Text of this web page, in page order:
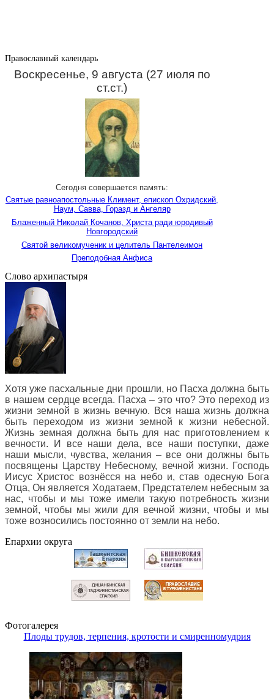
Православный календарь
Воскресенье, 9 августа (27 июля по
ст.ст.)
Сегодня совершается память:
Святые равноапостольные Климент, епископ Охридский,
Наум, Савва, Горазд и Ангеляр
Блаженный Николай Кочанов, Христа ради юродивый
Новгородский
Святой великомученик и целитель Пантелеимон
Преподобная Анфиса
Слово архипастыря
Хотя уже пасхальные дни прошли, но Пасха должна быть
в нашем сердце всегда. Пасха – это что? Это переход из
жизни земной в жизнь вечную. Вся наша жизнь должна
быть переходом из жизни земной к жизни небесной.
Жизнь земная должна быть для нас приготовлением к
вечности. И все наши дела, все наши поступки, даже
наши мысли, чувства, желания – все они должны быть
посвящены Царству Небесному, вечной жизни. Господь
Иисус Христос вознёсся на небо и, став одесную Бога
Отца, Он является Ходатаем, Предстателем небесным за
нас, чтобы и мы тоже имели такую потребность жизни
земной, чтобы мы жили для вечной жизни, чтобы и мы
тоже возносились постоянно от земли на небо.
Епархии округа
Фотогалерея
Плоды трудов, терпения, кротости и смиренномудрия